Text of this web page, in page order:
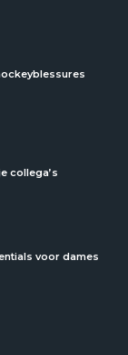
collega’s
voor dames